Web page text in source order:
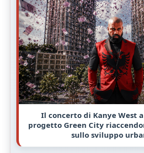
Il concerto di Kanye West
progetto Green City
sullo sviluppo